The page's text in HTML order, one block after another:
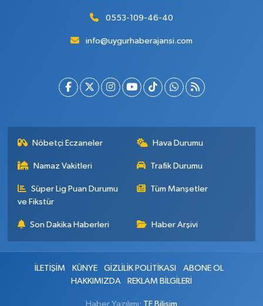
0553-109-46-40
info@uygurhaberajansi.com
Nöbetçi Eczaneler Hava Durumu
Namaz Vakitleri Trafik Durumu
Süper Lig Puan Durumu
ve Fikstür
Tüm Manşetler
Son Dakika Haberleri Haber Arşivi
İLETİŞİM KÜNYE GİZLİLİK POLİTİKASI
ABONE OL
HAKKIMIZDA
REKLAM BİLGİLERİ
Haber Yazılımı: TE Bilişim